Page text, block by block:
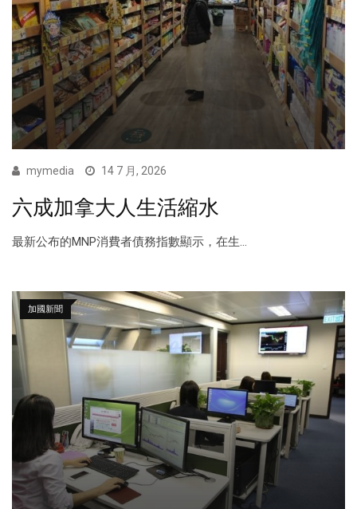
mymedia 14 7 月, 2026
六成加拿大人生活縮水
最新公布的MNP消費者債務指數顯示，在生...
加國新聞